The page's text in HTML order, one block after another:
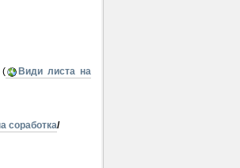
(
Види листа на
соработка/